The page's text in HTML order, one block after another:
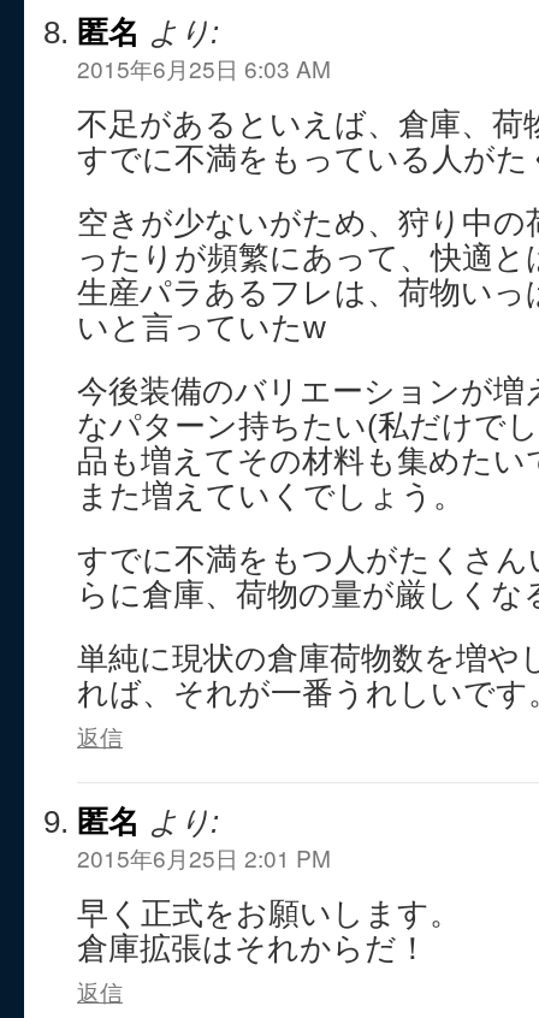
匿名 より:
2015年6月25日 6:03 AM
不足があるといえば、倉庫、荷
すでに不満をもっている人が
空きが少ないがため、狩り中の
ったりが頻繁にあって、快適と
生産パラあるフレは、荷物い
いと言っていたw
今後装備のバリエーションが
なパターン持ちたい(私だけで
品も増えてその材料も集めた
また増えていくでしょう。
すでに不満をもつ人がたくさ
らに倉庫、荷物の量が厳しくな
単純に現状の倉庫荷物数を増や
れば、それが一番うれしいです
返信
匿名 より:
2015年6月25日 2:01 PM
早く正式をお願いします。
倉庫拡張はそれからだ！
返信